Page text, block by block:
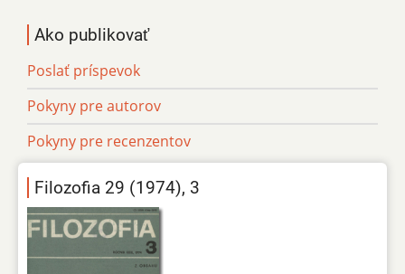
Ako publikovať
Poslať príspevok
Pokyny pre autorov
Pokyny pre recenzentov
Filozofia 29 (1974), 3